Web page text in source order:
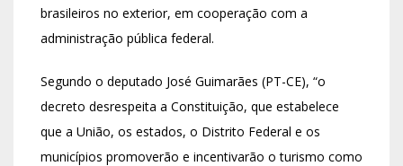
brasileiros no exterior, em cooperação com a
administração pública federal.
Segundo o deputado José Guimarães (PT-CE), “o
decreto desrespeita a Constituição, que estabelece
que a União, os estados, o Distrito Federal e os
municípios promoverão e incentivarão o turismo como